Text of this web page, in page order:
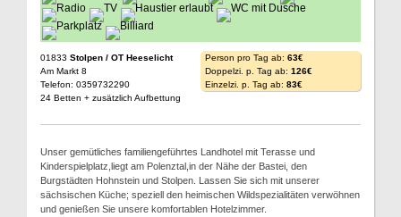
01833 Stolpen / OT Heeselicht
Am Markt 8
Telefon: 0359732290
24 Betten + zusätzlich Aufbettung
Person pro Tag ab: 63€
Doppelzi. p. Tag ab: 126€
Einzelzi. p. Tag ab: 83€
Unser gemütliches familiengeführtes Landhotel mit Terasse und
Kinderspielplatz,liegt am Polenztal,in der Nähe der Bastei, den
Burgstädten Hohnstein und Stolpen. Lassen Sie sich mit unserer
sächsischen Küche; speziell den heimischen Wildspezialitäten verwöhnen
und genießen Sie unsere komfortablen Hotelzimmer.